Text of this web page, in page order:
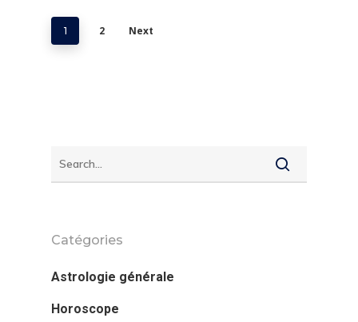
1 2 Next
Catégories
Astrologie générale
Horoscope